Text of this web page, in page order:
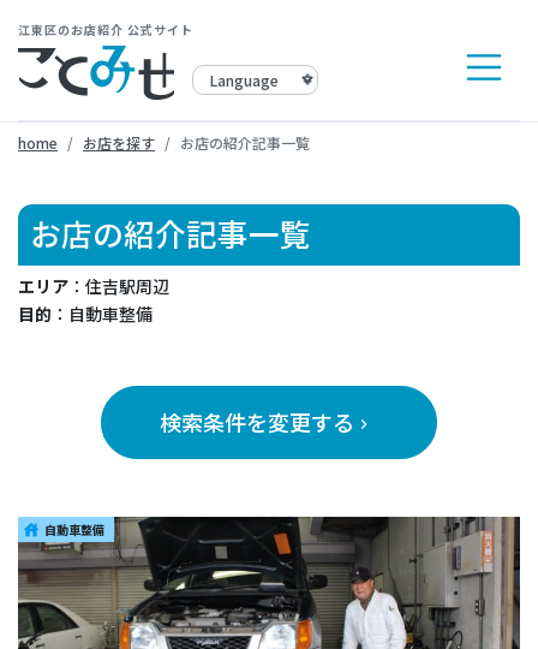
江東区のお店紹介 公式サイト
home お店を探す お店の紹介記事一覧
お店の紹介記事一覧
エリア ：住吉駅周辺
目的 ：自動車整備
検索条件を変更する keyboard_arrow_right
house 自動車整備